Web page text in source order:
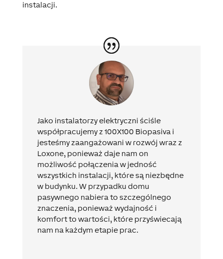
instalacji.
Jako instalatorzy elektryczni ściśle
współpracujemy z 100X100 Biopasiva i
jesteśmy zaangażowani w rozwój wraz z
Loxone, ponieważ daje nam on
możliwość połączenia w jedność
wszystkich instalacji, które są niezbędne
w budynku. W przypadku domu
pasywnego nabiera to szczególnego
znaczenia, ponieważ wydajność i
komfort to wartości, które przyświecają
nam na każdym etapie prac.